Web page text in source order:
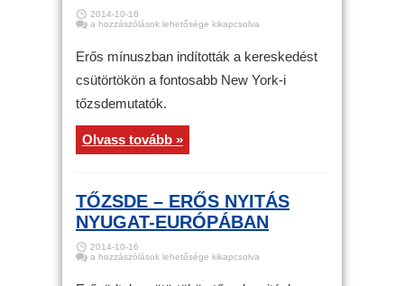
2014-10-16
Tőzsde
mínuszban
nyitott
York
a hozzászólások lehetősége kikapcsolva
Erős mínuszban indították a kereskedést
csütörtökön a fontosabb New York-i
tőzsdemutatók.
Olvass tovább »
TŐZSDE – ERŐS NYITÁS
NYUGAT-EURÓPÁBAN
2014-10-16
Tőzsde
a hozzászólások lehetősége kikapcsolva